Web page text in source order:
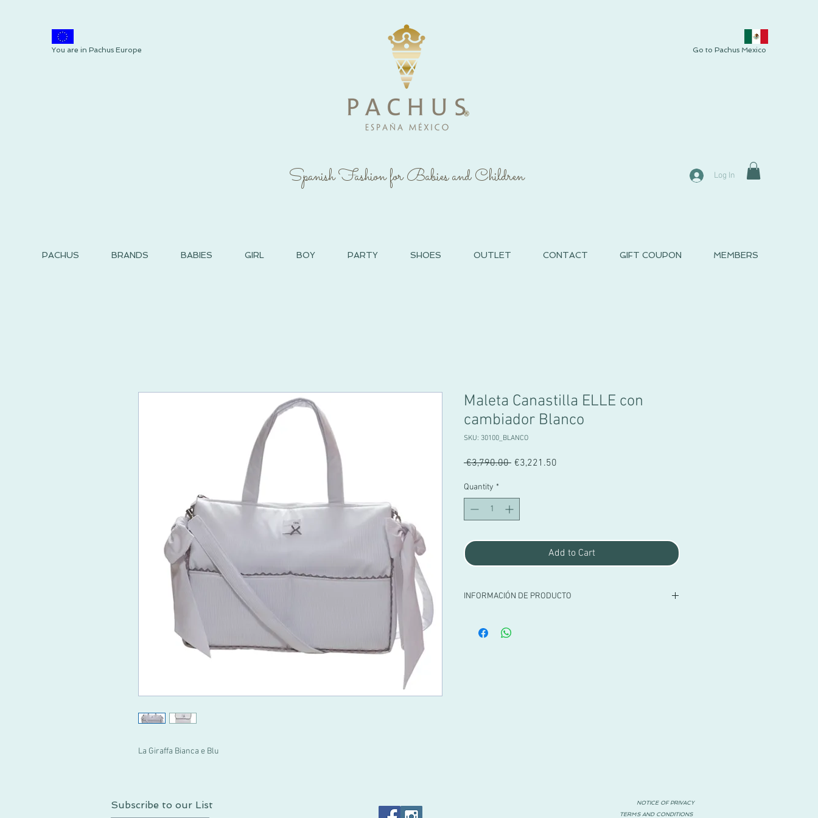
You are in Pachus Europe
®
Go to Pachus Mexico
Spanish Fashion for Babies and Children Log In
PACHUS BRANDS BABIES GIRL BOY PARTY SHOES OUTLET CONTACT GIFT COUPON MEMBERS
La Giraffa Bianca e Blu
Maleta Canastilla ELLE con
cambiador Blanco
SKU: 30100_BLANCO
€3,790.00 Regular
€3,221.50
Quantity *
Add to Cart
INFORMACIÓN DE PRODUCTO
plastificado mate y ribete de puntilla de bolillo color gris
Subscribe to our List
NOTICE OF PRIVACY
TERMS AND CONDITIONS